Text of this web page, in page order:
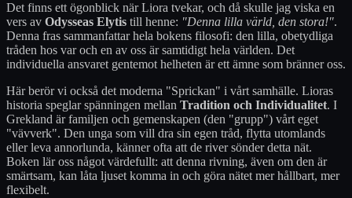
Det finns ett ögonblick när Liora tvekar, och då skulle jag viska en
vers av Odysseas Elytis till henne: "Denna lilla värld, den stora!".
Denna fras sammanfattar hela bokens filosofi: den lilla, obetydliga
tråden hos var och en av oss är samtidigt hela världen. Det
individuella ansvaret gentemot helheten är ett ämne som bränner oss.
Här berör vi också det moderna "Sprickan" i vårt samhälle. Lioras
historia speglar spänningen mellan Tradition och Individualitet. I
Grekland är familjen och gemenskapen (den "grupp") vårt eget
"vävverk". Den unga som vill dra sin egen tråd, flytta utomlands
eller leva annorlunda, känner ofta att de river sönder detta nät.
Boken lär oss något värdefullt: att denna rivning, även om den är
smärtsam, kan låta ljuset komma in och göra nätet mer hållbart, mer
flexibelt.